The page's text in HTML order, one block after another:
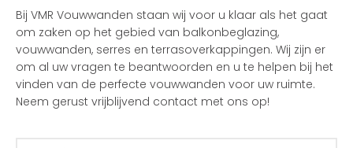
Bij VMR Vouwwanden staan wij voor u klaar als het gaat
om zaken op het gebied van balkonbeglazing,
vouwwanden, serres en terrasoverkappingen. Wij zijn er
om al uw vragen te beantwoorden en u te helpen bij het
vinden van de perfecte vouwwanden voor uw ruimte.
Neem gerust vrijblijvend contact met ons op!